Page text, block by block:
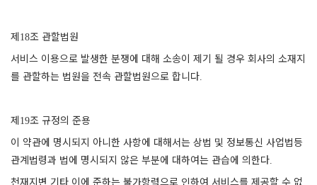
제 18조 관할법원
서비스 이용으로 발생한 분쟁에 대해 소송이 제기 될 경우 회사의 소재지
를 관할하는 법원을 전속 관할법원으로 합니다
제 19조 규정의 준용
이 약관에 명시되지 아니한 사항에 대해서는 상법 및 정보통신 사업법등
관계법령과 법에 명시되지 않은 부분에 대하여는 관습에 의한다
천재지변 기타 이에 준하는 불가항력으로 인하여 서비스를 제공할 수 없